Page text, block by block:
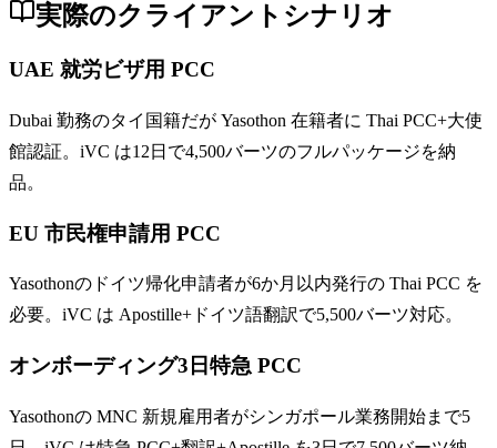
実際のクライアントシナリオ
UAE 就労ビザ用 PCC
Dubai 勤務のタイ国籍だが Yasothon 在籍者に Thai PCC+大使
館認証。iVC は12日で4,500バーツのフルパッケージを納
品。
EU 市民権申請用 PCC
Yasothonのドイツ帰化申請者が6か月以内発行の Thai PCC を
必要。iVC は Apostille+ドイツ語翻訳で5,500バーツ対応。
オンボーディング3日特急 PCC
Yasothonの MNC 新規雇用者がシンガポール業務開始まで5